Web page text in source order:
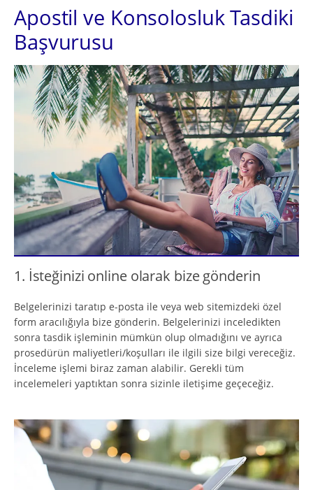
Apostil ve Konsolosluk Tasdiki
Başvurusu
1. İsteğinizi online olarak bize gönderin
Belgelerinizi taratıp e-posta ile veya web sitemizdeki özel
form aracılığıyla bize gönderin. Belgelerinizi inceledikten
sonra tasdik işleminin mümkün olup olmadığını ve ayrıca
prosedürün maliyetleri/koşulları ile ilgili size bilgi vereceğiz.
İnceleme işlemi biraz zaman alabilir. Gerekli tüm
incelemeleri yaptıktan sonra sizinle iletişime geçeceğiz.